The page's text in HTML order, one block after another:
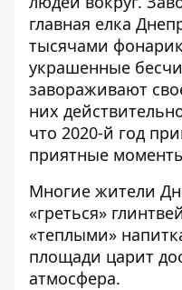
главная елка
тысячами
украшенные
завораживают
них
что 2020-й год
приятные
Многие жители
«греться»
«теплыми»
площади царит
атмосфера.